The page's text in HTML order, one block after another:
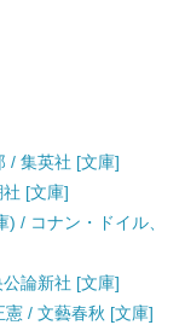
/ 集英社 [文庫]
[文庫]
/ コナン・ドイル、
論新社 [文庫]
/ 文藝春秋 [文庫]